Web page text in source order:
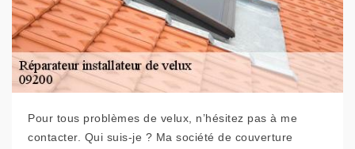
Pour tous problèmes de velux, n’hésitez pas à me
contacter. Qui suis-je ? Ma société de couverture